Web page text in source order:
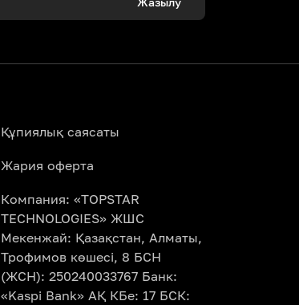
Құпиялық саясаты
Жария оферта
Компания: «TOPSTAR
TECHNOLOGIES» ЖШС
Мекенжай: Қазақстан, Алматы,
Трофимов көшесі, 8 БСН
(ЖСН): 250240033767 Банк:
«Kaspi Bank» АҚ КБе: 17 БСК: